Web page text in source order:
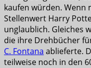
kaufen würden. Wenn
Stellenwert Harry
unglaublich. Gleiches
die ihre Drehbücher
C. Fontana ablieferte.
teilweise noch in den